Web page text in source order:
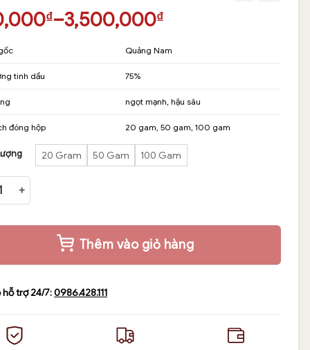
₫–3,500,000₫
Quảng Nam
tinh dầu 75%
ngọt mạnh, hậu sâu
đóng hộp 20 gam, 50 gam, 100 gam
20 Gram 50 Gam 100 Gam
thượng hạng tinh dầu cao số lượng
Thêm vào giỏ hàng
trợ 24/7:0986.428.111